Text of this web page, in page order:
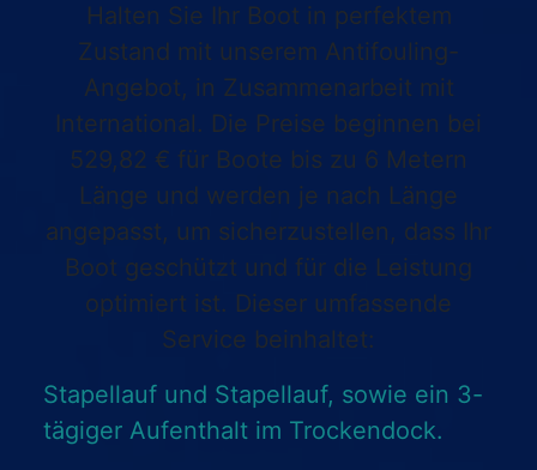
Halten Sie Ihr Boot in perfektem
Zustand mit unserem Antifouling-
Angebot, in Zusammenarbeit mit
International. Die Preise beginnen bei
529,82 € für Boote bis zu 6 Metern
Länge und werden je nach Länge
angepasst, um sicherzustellen, dass Ihr
Boot geschützt und für die Leistung
optimiert ist. Dieser umfassende
Service beinhaltet:
Stapellauf und Stapellauf, sowie ein 3-
tägiger Aufenthalt im Trockendock.